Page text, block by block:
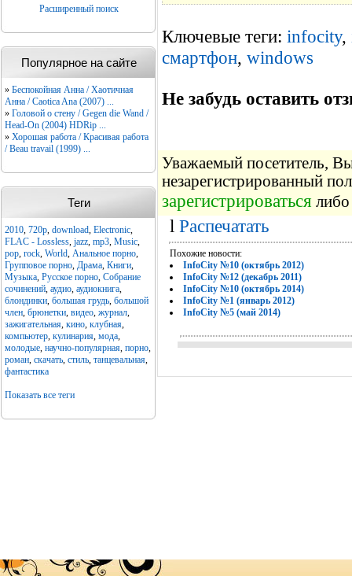
Расширенный поиск
Популярное на сайте
» Беспокойная Анна / Хаотичная
Анна / Caotica Ana (2007) ...
» Головой о стену / Gegen die Wand /
Head-On (2004) HDRip ...
» Хорошая работа / Красивая работа
/ Beau travail (1999) ...
Теги
2010, 720p, download, Electronic,
FLAC - Lossless, jazz, mp3, Music,
pop, rock, World, Анальное порно,
Групповое порно, Драма, Книги,
Музыка, Русское порно, Собрание
сочинений, аудио, аудиокнига,
блондинки, большая грудь, большой
член, брюнетки, видео, журнал,
зажигательная, кино, клубная,
компьютер, кулинария, мода,
молодые, научно-популярная, порно,
роман, скачать, стиль, танцевальная,
фантастика
Показать все теги
Ключевые теги: infocity,
смартфон, windows
Не забудь оставить
Уважаемый посетитель,
незарегистрированный
зарегистрироваться
l Распечатать
Похожие новости:
InfoCity №10 (октябрь 2012)
InfoCity №12 (декабрь 2011)
InfoCity №10 (октябрь 2014)
InfoCity №1 (январь 2012)
InfoCity №5 (май 2014)